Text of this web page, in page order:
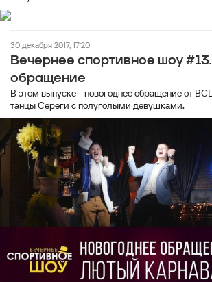
30 декабря 2017, 17:20
Вечернее спортивное шоу
обращение
В этом выпуске - новогоднее обращение от
танцы Серёги с полуголыми девушками.